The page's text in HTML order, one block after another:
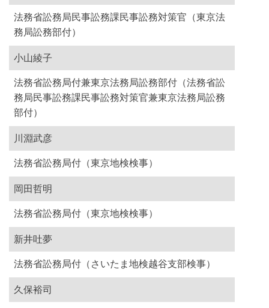
法務省訟務局民事訟務課民事訟務対策官（東京法
務局訟務部付）
小山綾子
法務省訟務局付兼東京法務局訟務部付（法務省訟
務局民事訟務課民事訟務対策官兼東京法務局訟務
部付）
川淵武彦
法務省訟務局付（東京地検検事）
岡田哲明
法務省訟務局付（東京地検検事）
新井吐夢
法務省訟務局付（さいたま地検越谷支部検事）
久保裕司